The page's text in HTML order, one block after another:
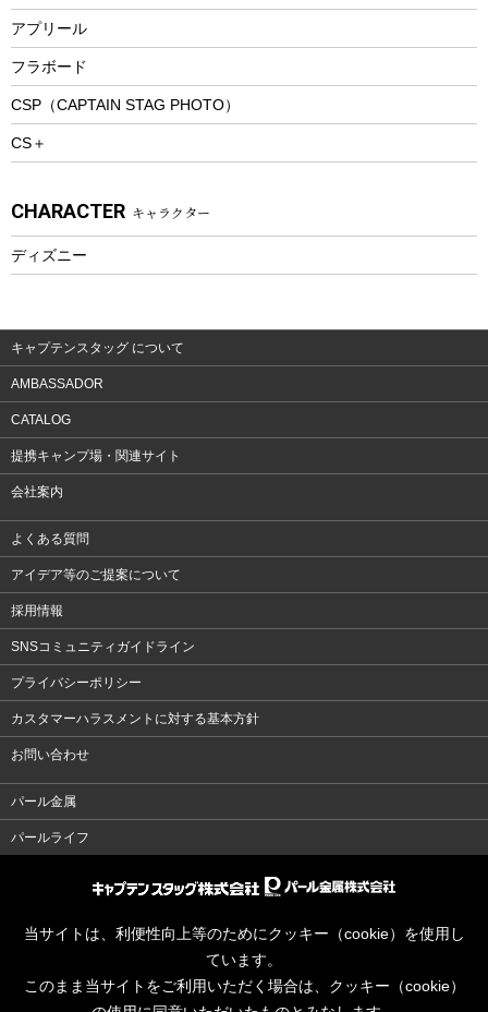
トレッキング
トレッキングアクセサリー
プレイグッズ
ウェルネス
ウェア、タオル
ウェア
アプリール
フラボード
CSP（CAPTAIN STAG PHOTO）
CS＋
CHARACTER キャラクター
ディズニー
キャプテンスタッグ について
AMBASSADOR
CATALOG
提携キャンプ場・関連サイト
会社案内
よくある質問
アイデア等のご提案について
採用情報
SNSコミュニティガイドライン
プライバシーポリシー
カスタマーハラスメントに対する基本方針
お問い合わせ
パール金属
パールライフ
当サイトは、利便性向上等のためにクッキー（cookie）を使用し
ています。
このまま当サイトをご利用いただく場合は、クッキー（cookie）